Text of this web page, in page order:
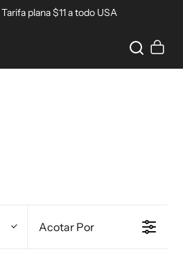
plana $11 a todo USA
Acotar Por